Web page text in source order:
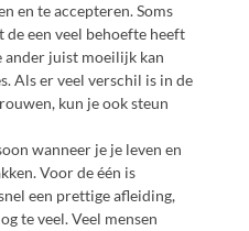
en te accepteren. Soms
een veel behoefte heeft
ander juist moeilijk kan
Als er veel verschil is in de
kun je ook steun
wanneer je je leven en
Voor de één is
een prettige afleiding,
te veel. Veel mensen